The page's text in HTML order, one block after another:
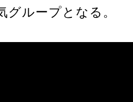
グループとなる。